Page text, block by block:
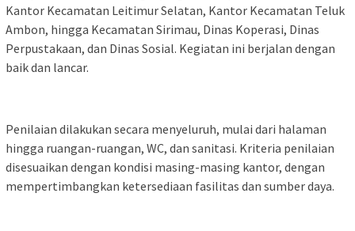
Kantor Kecamatan Leitimur Selatan, Kantor Kecamatan Teluk
Ambon, hingga Kecamatan Sirimau, Dinas Koperasi, Dinas
Perpustakaan, dan Dinas Sosial. Kegiatan ini berjalan dengan
baik dan lancar.
Penilaian dilakukan secara menyeluruh, mulai dari halaman
hingga ruangan-ruangan, WC, dan sanitasi. Kriteria penilaian
disesuaikan dengan kondisi masing-masing kantor, dengan
mempertimbangkan ketersediaan fasilitas dan sumber daya.